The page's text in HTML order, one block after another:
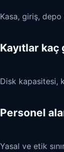
Kasa, giriş,
Kayıtlar kaç
Disk kapasitesi,
Personel
Yasal ve etik